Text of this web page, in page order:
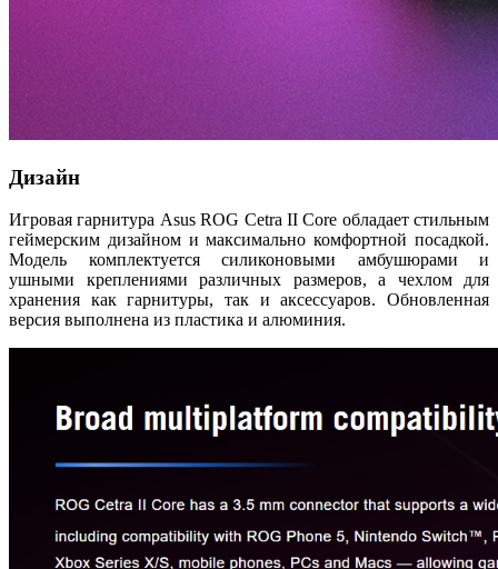
Дизайн
Игровая гарнитура Asus ROG Cetra II Core обладает стильным
геймерским дизайном и максимально комфортной посадкой.
Модель комплектуется силиконовыми амбушюрами и
ушными креплениями различных размеров, а чехлом для
хранения как гарнитуры, так и аксессуаров. Обновленная
версия выполнена из пластика и алюминия.